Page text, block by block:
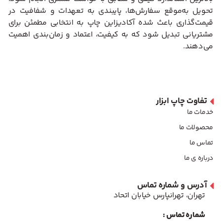
تحویل به‌موقع سفارش‌ها، پایبندی به تعهدات و شفافیت در
قیمت‌گذاری باعث شده آکادیزاین چاپ به انتخابی مطمئن برای
مشتریانی تبدیل شود که به کیفیت، اعتماد و زمان‌بندی اهمیت
می‌دهند.
تفاوت چاپ ابزار
خدمات ما
محصولات ما
تماس ما
درباره ی ما
آدرس و شماره تماس
تهران، تهرانپارس خیابان اتحاد
شماره تماس :